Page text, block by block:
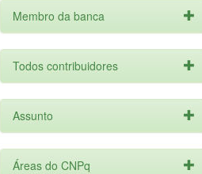
Membro da banca
Todos contribuidores
Assunto
Áreas do CNPq